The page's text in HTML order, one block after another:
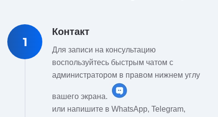
1
Контакт
Для записи на консультацию
воспользуйтесь быстрым чатом с
администратором в правом нижнем углу
вашего экрана.
или напишите в WhatsApp, Telegram,